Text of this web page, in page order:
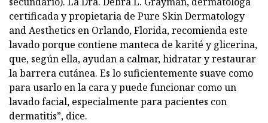
certificada y propietaria de Pure Skin Dermatology
and Aesthetics en Orlando, Florida, recomienda este
lavado porque contiene manteca de karité y glicerina,
que, según ella, ayudan a calmar, hidratar y restaurar
la barrera cutánea. Es lo suficientemente suave como
para usarlo en la cara y puede funcionar como un
lavado facial, especialmente para pacientes con
dermatitis”, dice.